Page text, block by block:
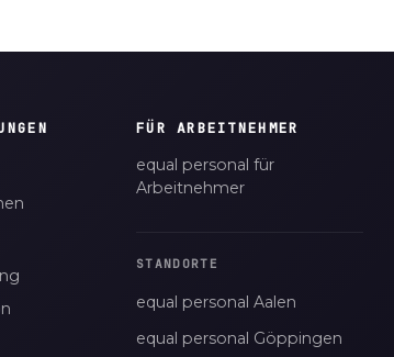
FÜR ARBEITNEHMER
equal personal für
Arbeitnehmer
STANDORTE
equal personal Aalen
equal personal Göppingen